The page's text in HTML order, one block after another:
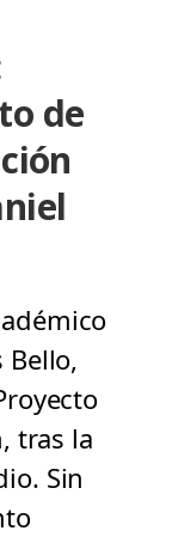
de
Bello,
tras la
Sin